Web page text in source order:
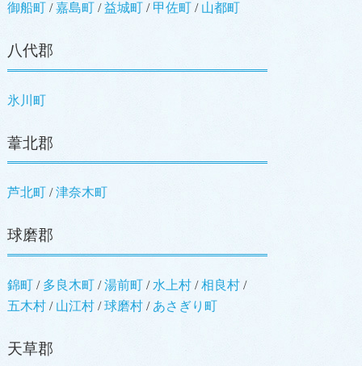
御船町 嘉島町 益城町 甲佐町 山都町
八代郡
氷川町
葦北郡
芦北町 津奈木町
球磨郡
錦町 多良木町 湯前町 水上村
相良村
五木村
山江村 球磨村 あさぎり町
天草郡